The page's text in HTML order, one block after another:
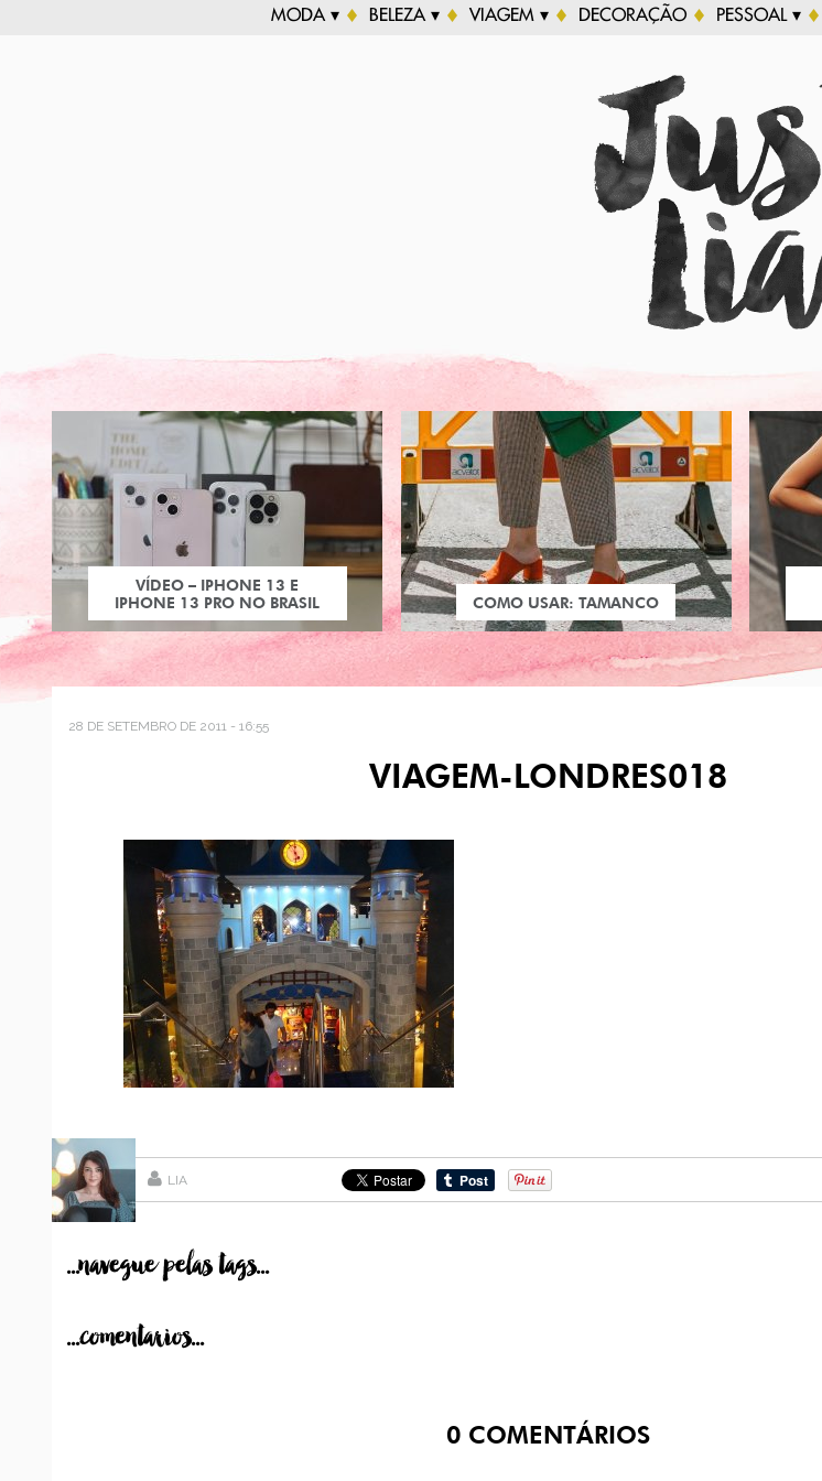
MODA ▾ BELEZA ▾ VIAGEM ▾ DECORAÇÃO PESSOAL ▾
VÍDEO – IPHONE 13 E
IPHONE 13 PRO NO BRASIL
COMO USAR: TAMANCO
28 DE SETEMBRO DE 2011 - 16:55
VIAGEM-LONDRES018
LIA
...navegue pelas tags...
...comentarios...
0COMENTÁRIOS